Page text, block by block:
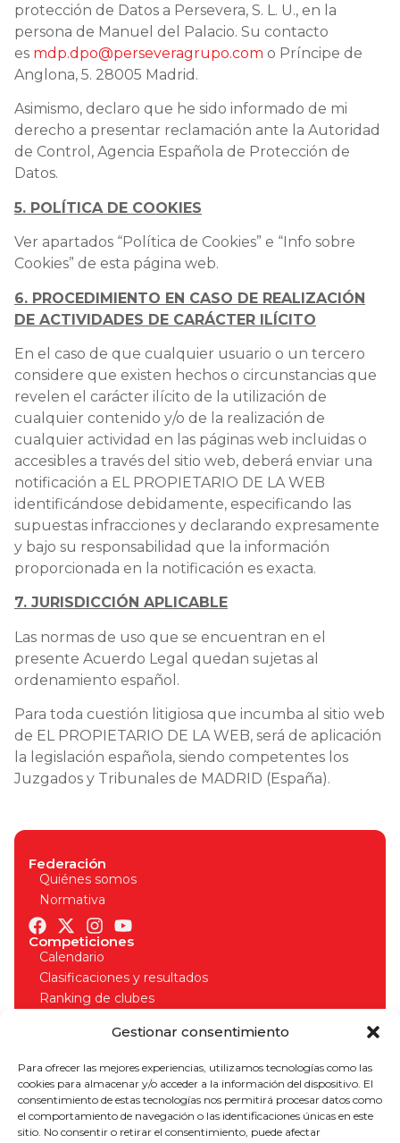
Gestionar consentimiento
Para ofrecer las mejores experiencias, utilizamos tecnologías como las
cookies para almacenar y/o acceder a la información del dispositivo. El
consentimiento de estas tecnologías nos permitirá procesar datos como
el comportamiento de navegación o las identificaciones únicas en este
sitio. No consentir o retirar el consentimiento, puede afectar
protección de Datos a Persevera, S. L. U., en la
persona de Manuel del Palacio. Su contacto
es mdp.dpo@perseveragrupo.com o Príncipe de
Anglona, 5. 28005 Madrid.
Asimismo, declaro que he sido informado de mi
derecho a presentar reclamación ante la Autoridad
de Control, Agencia Española de Protección de
Datos.
5. POLÍTICA DE COOKIES
Ver apartados “Política de Cookies” e “Info sobre
Cookies” de esta página web.
6. PROCEDIMIENTO EN CASO DE REALIZACIÓN
DE ACTIVIDADES DE CARÁCTER ILÍCITO
En el caso de que cualquier usuario o un tercero
considere que existen hechos o circunstancias que
revelen el carácter ilícito de la utilización de
cualquier contenido y/o de la realización de
cualquier actividad en las páginas web incluidas o
accesibles a través del sitio web, deberá enviar una
notificación a EL PROPIETARIO DE LA WEB
identificándose debidamente, especificando las
supuestas infracciones y declarando expresamente
y bajo su responsabilidad que la información
proporcionada en la notificación es exacta.
7. JURISDICCIÓN APLICABLE
Las normas de uso que se encuentran en el
presente Acuerdo Legal quedan sujetas al
ordenamiento español.
Para toda cuestión litigiosa que incumba al sitio web
de EL PROPIETARIO DE LA WEB, será de aplicación
la legislación española, siendo competentes los
Juzgados y Tribunales de MADRID (España).
Federación
Quiénes somos
Normativa
Competiciones
Calendario
Clasificaciones y resultados
Ranking de clubes
Normativa competiciones
Solicitud de licencia
Seguros deportivos
Normativa licencias
¡Apúntate a nuestro boletín para estar al día!